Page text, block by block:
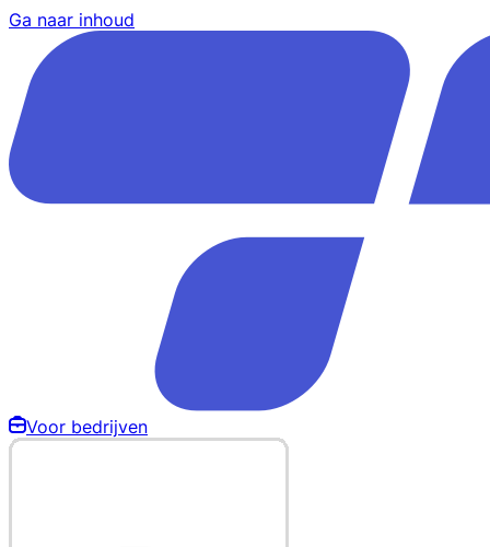
Ga naar inhoud
Voor bedrijven